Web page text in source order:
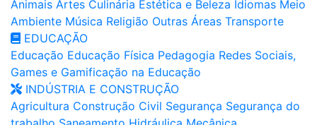
Animais Artes Culinária Estética e Beleza Idiomas Meio
Ambiente Música Religião Outras Áreas Transporte
EDUCAÇÃO
Educação Educação Física Pedagogia Redes Sociais,
Games e Gamificação na Educação
INDÚSTRIA E CONSTRUÇÃO
Agricultura Construção Civil Segurança Segurança do